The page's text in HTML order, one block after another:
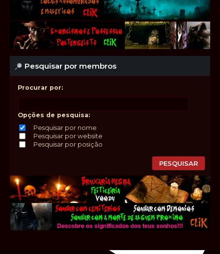
Pesquisar por membros
Procurar por:
Opções de pesquisa:
Pesquisar por nome
Pesquisar por website
Pesquisar por posição